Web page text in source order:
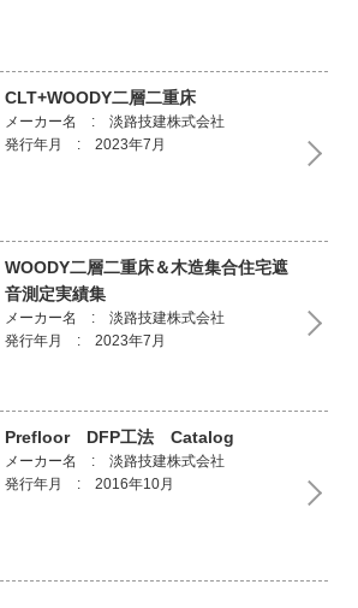
CLT+WOODY二層二重床
メーカー名 : 淡路技建株式会社
発行年月 : 2023年7月
WOODY二層二重床＆木造集合住宅遮
音測定実績集
メーカー名 : 淡路技建株式会社
発行年月 : 2023年7月
Prefloor DFP工法 Catalog
メーカー名 : 淡路技建株式会社
発行年月 : 2016年10月